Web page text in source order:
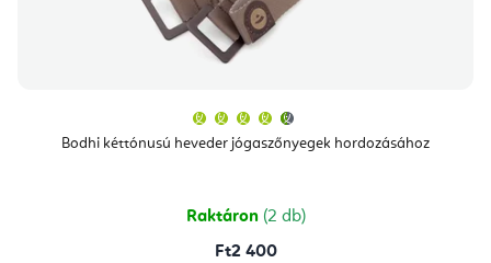
Bodhi kéttónusú heveder jógaszőnyegek hordozásához
átlagos
értékelése
csillag.
Raktáron (2 db)
Ft2 400